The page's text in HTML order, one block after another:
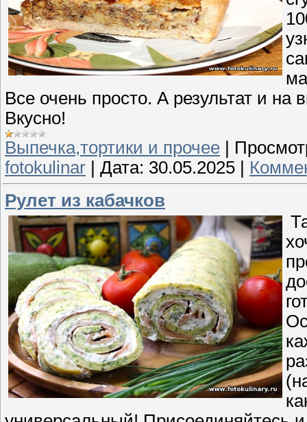
Все очень просто. А результат и на
Вкусно!
Выпечка,тортики и прочее
fotokulinar
Дата: 30.05.2025
Рулет из кабачков